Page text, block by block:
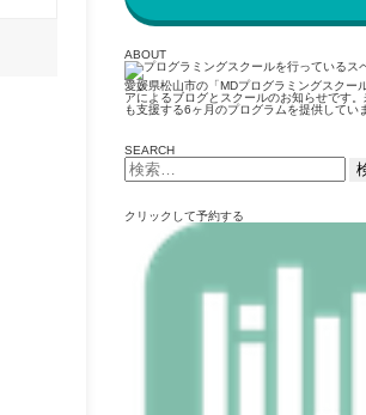
ABOUT
愛媛県松山市の「MDプログラミングスクー
アによるブログとスクールのお知らせです
も支援する6ヶ月のプログラムを提供してい
SEARCH
検
索:
クリックして予約する